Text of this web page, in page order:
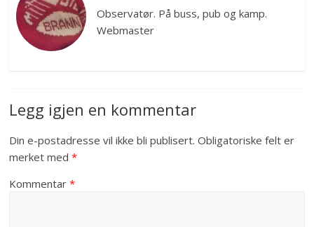
Observatør. På buss, pub og kamp.
Webmaster
Legg igjen en kommentar
Din e-postadresse vil ikke bli publisert. Obligatoriske felt er
merket med*
Kommentar*